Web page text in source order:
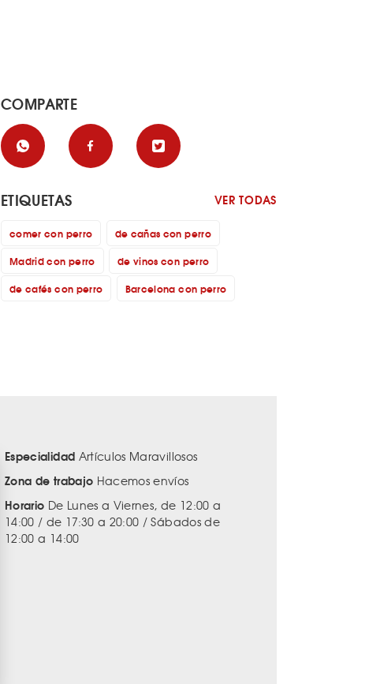
COMPARTE
ETIQUETAS VER TODAS
comer con perro
de cañas con perro
Madrid con perro
de vinos con perro
de cafés con perro
Barcelona con perro
Especialidad Artículos Maravillosos
Zona de trabajo Hacemos envíos
Horario De Lunes a Viernes, de 12:00 a
14:00 / de 17:30 a 20:00 / Sábados de
12:00 a 14:00